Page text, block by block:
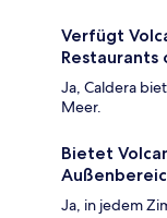
Verfügt
Restaurants
Ja, Caldera
Meer.
Bietet
Ja, in jedem